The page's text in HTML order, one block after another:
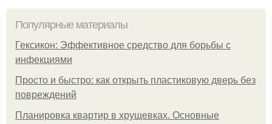
Популярные материалы
Гексикон: Эффективное средство для борьбы с
инфекциями
Просто и быстро: как открыть пластиковую дверь без
повреждений
Планировка квартир в хрущевках. Основные